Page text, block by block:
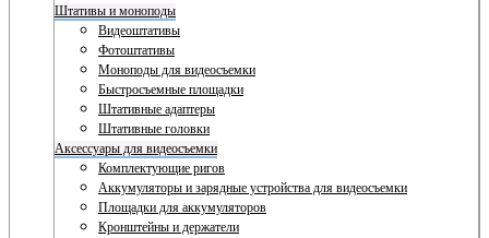
Штативы и моноподы
Видеоштативы
Фотоштативы
Моноподы для видеосъемки
Быстросъемные площадки
Штативные адаптеры
Штативные головки
Аксессуары для видеосъемки
Комплектующие ригов
Аккумуляторы и зарядные устройства для видеосъемки
Площадки для аккумуляторов
Кронштейны и держатели